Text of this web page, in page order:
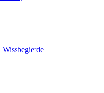
Wissbegierde